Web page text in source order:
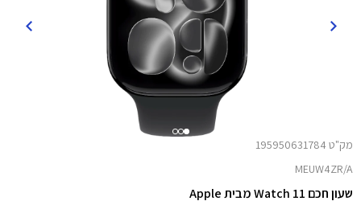
מק"ט 195950631784
MEUW4ZR/A
שעון חכם Watch 11 מבית Apple